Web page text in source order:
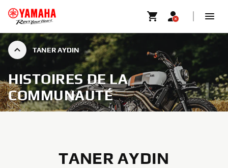
TANER AYDIN
HISTOIRES DE LA
COMMUNAUTÉ
TANER AYDIN